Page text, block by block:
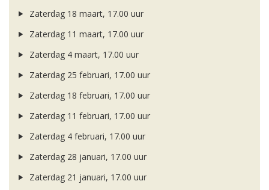
Zaterdag 18 maart, 17.00 uur
Zaterdag 11 maart, 17.00 uur
Zaterdag 4 maart, 17.00 uur
Zaterdag 25 februari, 17.00 uur
Zaterdag 18 februari, 17.00 uur
Zaterdag 11 februari, 17.00 uur
Zaterdag 4 februari, 17.00 uur
Zaterdag 28 januari, 17.00 uur
Zaterdag 21 januari, 17.00 uur